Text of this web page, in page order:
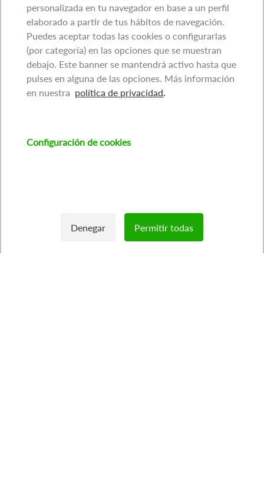
personalizada en tu navegador en base a un perfil
elaborado a partir de tus hábitos de navegación.
Puedes aceptar todas las cookies o configurarlas
(por categoría) en las opciones que se muestran
debajo. Este banner se mantendrá activo hasta que
pulses en alguna de las opciones. Más información
en nuestra política de privacidad.
Configuración de cookies
Denegar Permitir todas
Withdraw consent